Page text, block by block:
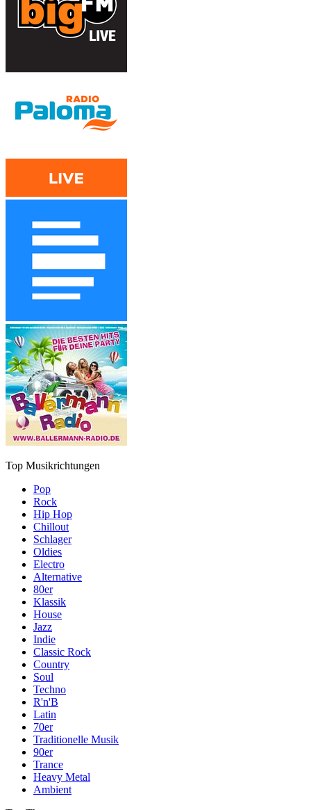
Top Musikrichtungen
Pop
Rock
Hip Hop
Chillout
Schlager
Oldies
Electro
Alternative
80er
Klassik
House
Jazz
Indie
Classic Rock
Country
Soul
Techno
R'n'B
Latin
70er
Traditionelle Musik
90er
Trance
Heavy Metal
Ambient